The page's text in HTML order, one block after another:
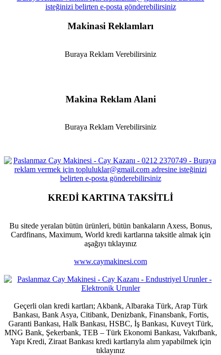
Makinasi Reklamları
Buraya Reklam Verebilirsiniz
Makina Reklam Alani
Buraya Reklam Verebilirsiniz
KREDİ KARTINA TAKSİTLİ
Bu sitede yeralan bütün ürünleri, bütün bankaların Axess, Bonus,
Cardfinans, Maximum, World kredi kartlarına taksitle almak için
aşağıyı tıklayınız
www.caymakinesi.com
Geçerli olan kredi kartları; Akbank, Albaraka Türk, Arap Türk
Bankası, Bank Asya, Citibank, Denizbank, Finansbank, Fortis,
Garanti Bankası, Halk Bankası, HSBC, İş Bankası, Kuveyt Türk,
MNG Bank, Şekerbank, TEB – Türk Ekonomi Bankası, Vakıfbank,
Yapı Kredi, Ziraat Bankası kredi kartlarıyla alım yapabilmek için
tıklayınız